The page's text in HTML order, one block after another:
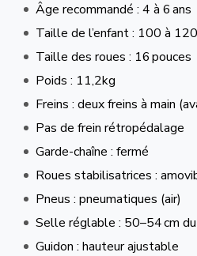
Âge recommandé : 4 à 6 ans
Taille de l’enfant : 100 à
Taille des roues : 16 pouces
Poids : 11,2kg
Freins : deux freins à main
Pas de frein rétropédalage
Garde-chaîne : fermé
Roues stabilisatrices :
Pneus : pneumatiques (air)
Selle réglable : 50–54 cm
Guidon : hauteur ajustable